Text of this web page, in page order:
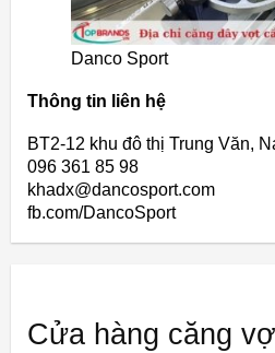
Danco Sport
Thông tin liên hệ
BT2-12 khu đô thị Trung Văn,
096 361 85 98
khadx@dancosport.com
fb.com/DancoSport
Cửa hàng căng